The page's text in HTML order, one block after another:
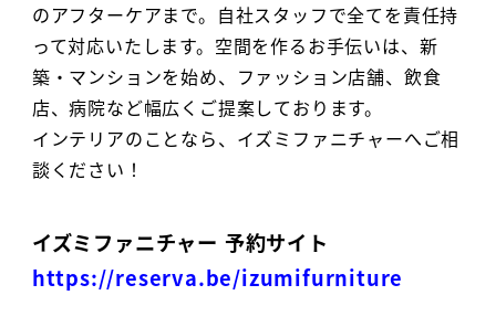
のアフターケアまで。自社スタッフで全てを責任持
って対応いたします。空間を作るお手伝いは、新
築・マンションを始め、ファッション店舗、飲食
店、病院など幅広くご提案しております。
インテリアのことなら、イズミファニチャーへご相
談ください！
イズミファニチャー 予約サイト
https://reserva.be/izumifurniture